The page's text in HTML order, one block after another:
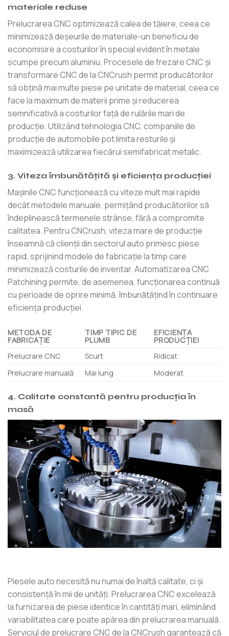
materiale reduse
Prelucrarea CNC optimizează calea de tăiere, ceea ce
minimizează deșeurile de materiale-un beneficiu de
economisire a costurilor în special evident în metale
scumpe precum aluminiu. Procesele de frezare CNC și
transformare CNC de la CNCrush permit producătorilor
să obțină mai multe piese pe unitate de material, ceea ce
face la maximum de materii prime și reducerea
semnificativă a costurilor față de rulările mari de
producție. Utilizând tehnologia CNC, companiile de
producție de automobile pot limita resturile și
maximizează utilizarea fiecărui semifabricat metalic.
3. Viteza îmbunătățită și eficiența producției
Mașinile CNC funcționează cu viteze mult mai rapide
decât metodele manuale, permițând producătorilor să
îndeplinească termenele strânse, fără a compromite
calitatea. Pentru CNCrush, viteza mare de producție
înseamnă că clienții din sectorul auto primesc piese
rapid, sprijinind modele de fabricație la timp care
minimizează costurile de inventar. Automatizarea CNC
Patchining permite, de asemenea, funcționarea continuă
cu perioade de oprire minimă, îmbunătățind în continuare
eficiența producției.
METODA DE
FABRICAȚIE
TIMP TIPIC DE
PLUMB
EFICIENȚA
PRODUCȚIEI
Prelucrare CNC
Scurt
Ridicat
Prelucrare manuală
Mai lung Moderat
4. Calitate constantă pentru producția în
masă
Piesele auto necesită nu numai de înaltă calitate, ci și
consistență în mii de unități. Prelucrarea CNC excelează
la furnizarea de piese identice în cantități mari, eliminând
variabilitatea care poate apărea din prelucrarea manuală.
Serviciul de prelucrare CNC de la CNCrush garantează că